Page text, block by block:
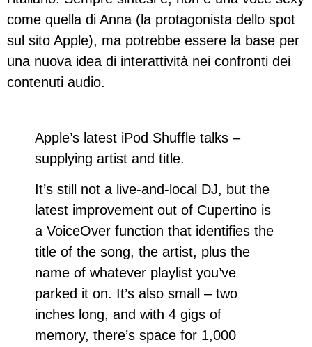
come quella di Anna (la protagonista dello spot
sul sito Apple), ma potrebbe essere la base per
una nuova idea di interattività nei confronti dei
contenuti audio.
Apple’s latest iPod Shuffle talks –
supplying artist and title.
It’s still not a live-and-local DJ, but the
latest improvement out of Cupertino is
a VoiceOver function that identifies the
title of the song, the artist, plus the
name of whatever playlist you’ve
parked it on. It’s also small – two
inches long, and with 4 gigs of
memory, there’s space for 1,000